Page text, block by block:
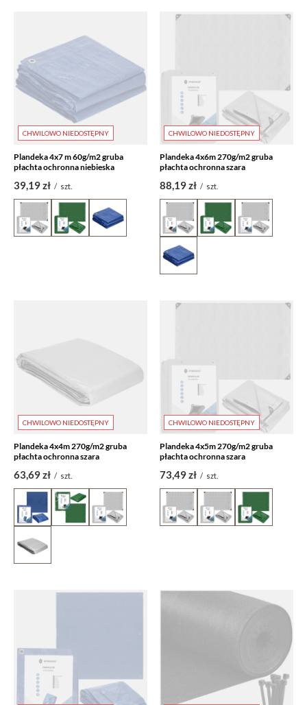
CHWILOWO NIEDOSTĘPNY
Plandeka 4x7 m 60g/m2 gruba
płachta ochronna niebieska
39,19 zł / szt.
CHWILOWO NIEDOSTĘPNY
Plandeka 4x6m 270g/m2 gruba
płachta ochronna szara
88,19 zł / szt.
CHWILOWO NIEDOSTĘPNY
Plandeka 4x4m 270g/m2 gruba
płachta ochronna szara
63,69 zł / szt.
CHWILOWO NIEDOSTĘPNY
Plandeka 4x5m 270g/m2 gruba
płachta ochronna szara
73,49 zł / szt.